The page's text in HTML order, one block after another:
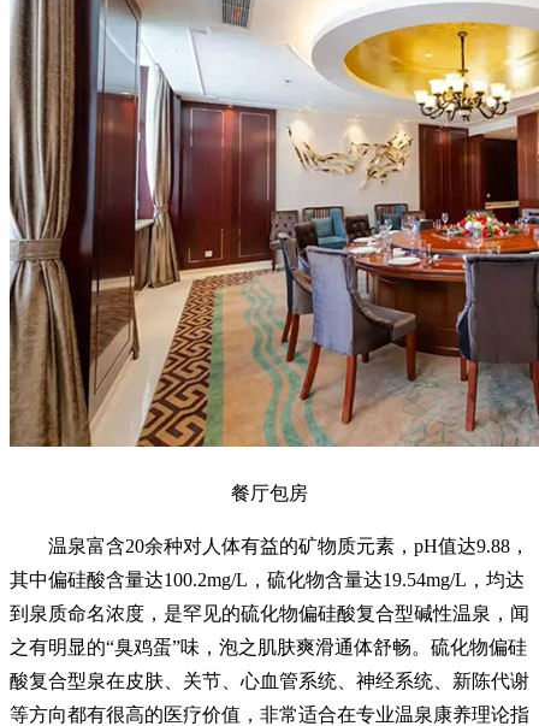
餐厅包房
温泉富含20余种对人体有益的矿物质元素，pH值达9.88，
其中偏硅酸含量达100.2mg/L，硫化物含量达19.54mg/L，均达
到泉质命名浓度，是罕见的硫化物偏硅酸复合型碱性温泉，闻
之有明显的“臭鸡蛋”味，泡之肌肤爽滑通体舒畅。硫化物偏硅
酸复合型泉在皮肤、关节、心血管系统、神经系统、新陈代谢
等方向都有很高的医疗价值，非常适合在专业温泉康养理论指